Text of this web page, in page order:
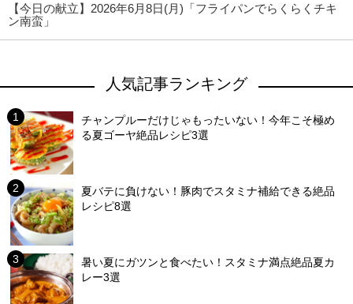
【今日の献立】2026年6月8日(月)「フライパンでらくらくチキ
ン南蛮」
人気記事ランキング
チャンプルーだけじゃもったいない！今年こそ極め
る夏ゴーヤ絶品レシピ3選
夏バテに負けない！豚肉でスタミナ補給できる絶品
レシピ8選
暑い夏にガツンと食べたい！スタミナ満点絶品夏カ
レー3選